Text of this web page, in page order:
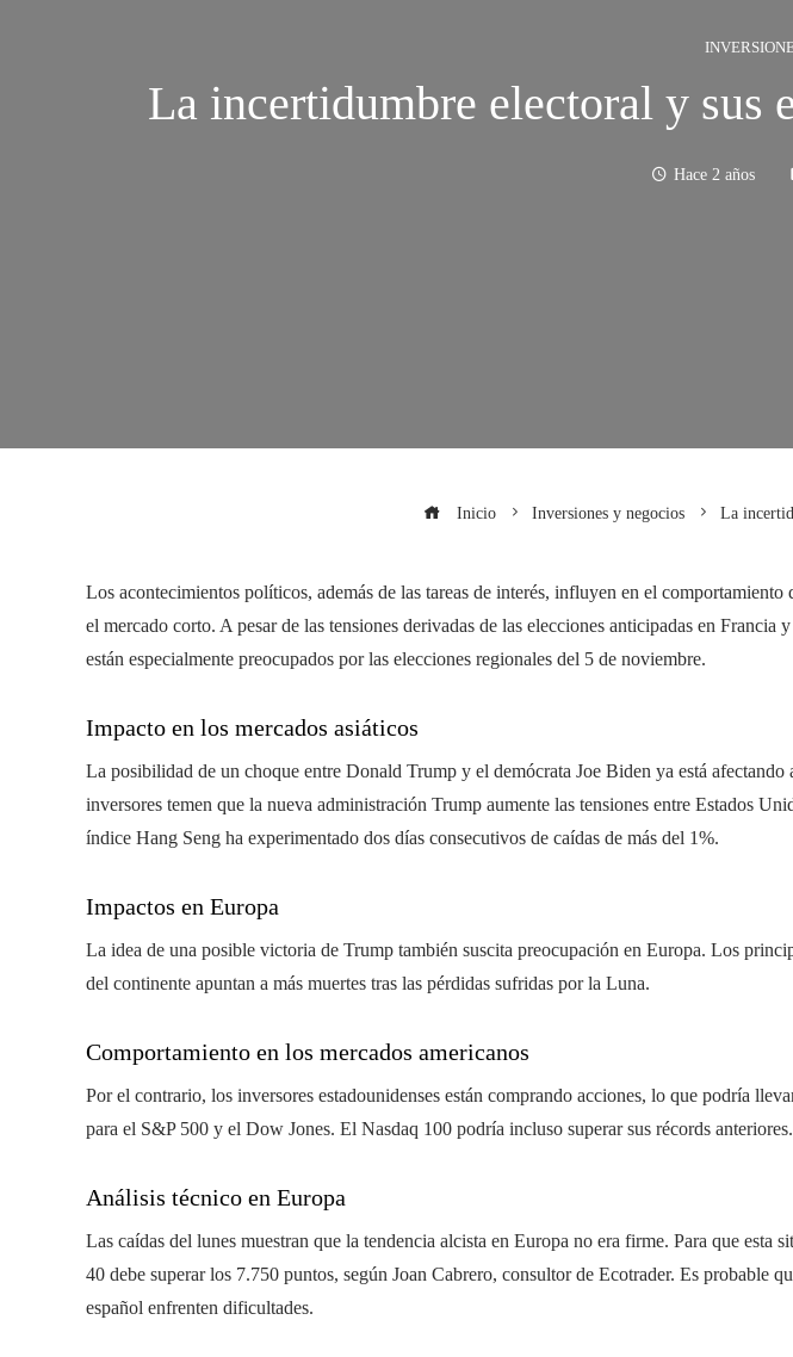
La incertidumbre electoral y sus
Hace 2 años
Inicio Inversiones y negocios La
Los acontecimientos políticos, además de las tareas de interés, influyen en el comportamiento
el mercado corto. A pesar de las tensiones derivadas de las elecciones anticipadas en Francia
están especialmente preocupados por las elecciones regionales del 5 de noviembre.
Impacto en los mercados asiáticos
La posibilidad de un choque entre Donald Trump y el demócrata Joe Biden ya está afectando
inversores temen que la nueva administración Trump aumente las tensiones entre Estados
índice Hang Seng ha experimentado dos días consecutivos de caídas de más del 1%.
Impactos en Europa
La idea de una posible victoria de Trump también suscita preocupación en Europa. Los
del continente apuntan a más muertes tras las pérdidas sufridas por la Luna.
Comportamiento en los mercados americanos
Por el contrario, los inversores estadounidenses están comprando acciones, lo que podría
para el S&P 500 y el Dow Jones. El Nasdaq 100 podría incluso superar sus récords anteriores.
Análisis técnico en Europa
Las caídas del lunes muestran que la tendencia alcista en Europa no era firme. Para que esta
40 debe superar los 7.750 puntos, según Joan Cabrero, consultor de Ecotrader. Es probable
español enfrenten dificultades.